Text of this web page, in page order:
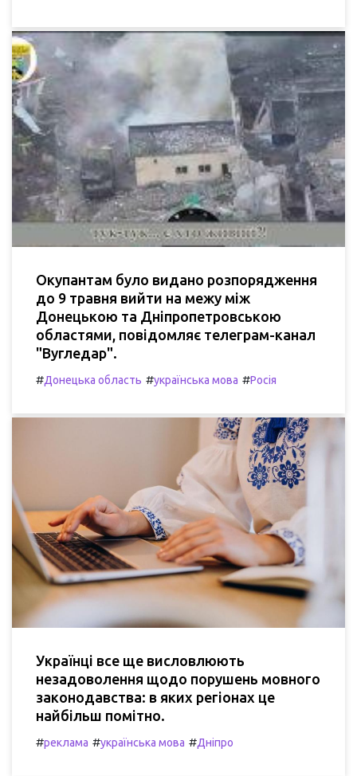
Окупантам було видано розпорядження
до 9 травня вийти на межу між
Донецькою та Дніпропетровською
областями, повідомляє телеграм-канал
"Вугледар".
#Донецька область #українська мова #Росія
Українці все ще висловлюють
незадоволення щодо порушень мовного
законодавства: в яких регіонах це
найбільш помітно.
#реклама #українська мова #Дніпро